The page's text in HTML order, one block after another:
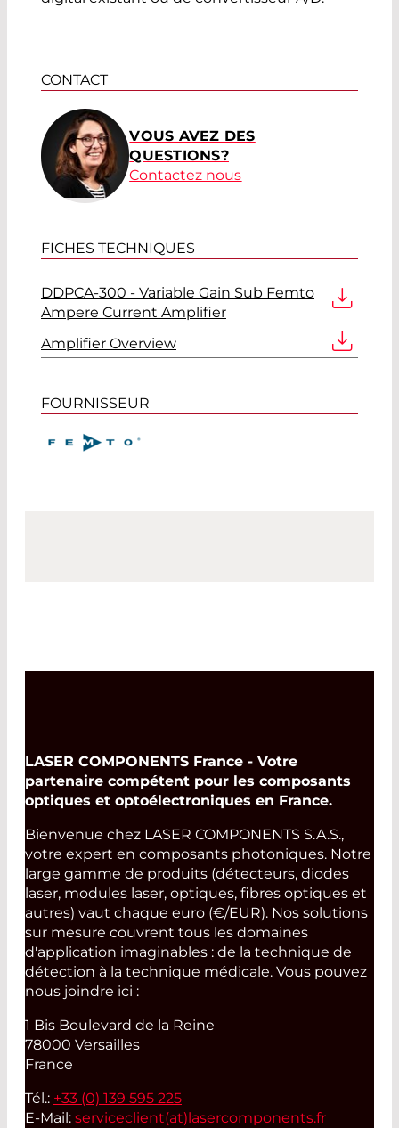
CONTACT
VOUS AVEZ DES
QUESTIONS?
Contactez nous
FICHES TECHNIQUES
DDPCA-300 - Variable Gain Sub Femto
Ampere Current Amplifier
Amplifier Overview
FOURNISSEUR
LASER COMPONENTS France - Votre
partenaire compétent pour les composants
optiques et optoélectroniques en France.
Bienvenue chez LASER COMPONENTS S.A.S.,
votre expert en composants photoniques. Notre
large gamme de produits (détecteurs, diodes
laser, modules laser, optiques, fibres optiques et
autres) vaut chaque euro (€/EUR). Nos solutions
sur mesure couvrent tous les domaines
d'application imaginables : de la technique de
détection à la technique médicale. Vous pouvez
nous joindre ici :
1 Bis Boulevard de la Reine
78000 Versailles
France
Tél.: +33 (0) 139 595 225
E-Mail: serviceclient(at)lasercomponents.fr